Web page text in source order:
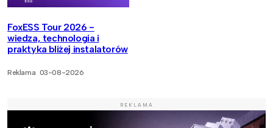
FoxESS Tour 2026 -
wiedza, technologia i
praktyka bliżej instalatorów
Reklama 03-08-2026
REKLAMA